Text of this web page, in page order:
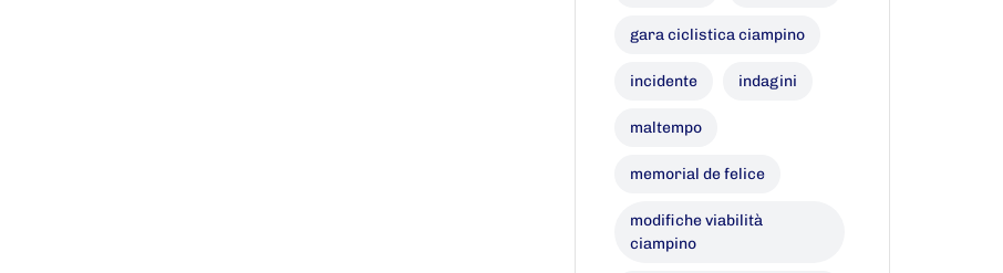
gara ciclistica ciampino
incidente indagini
maltempo
memorial de felice
modifiche viabilità
ciampino